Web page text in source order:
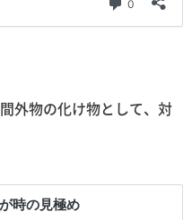
外物の化け物として、対